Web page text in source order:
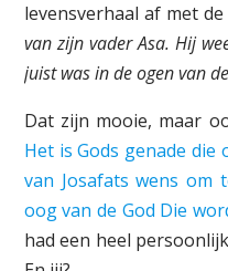
levensverhaal af met
van zijn vader Asa. Hij
juist was in de ogen van de
Dat zijn mooie, maar
Het is Gods genade
van Josafats wens om
oog van de God Die
had een heel